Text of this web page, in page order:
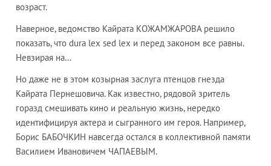
возраст.
Наверное, ведомство Кайрата КОЖАМЖАРОВА решило
показать, что dura lex sed lex и перед законом все равны.
Невзирая на…
Но даже не в этом козырная заслуга птенцов гнезда
Кайрата Пернешовича. Как известно, рядовой зритель
горазд смешивать кино и реальную жизнь, нередко
идентифицируя актера и сыгранного им героя. Например,
Борис БАБОЧКИН навсегда остался в коллективной памяти
Василием Ивановичем ЧАПАЕВЫМ.